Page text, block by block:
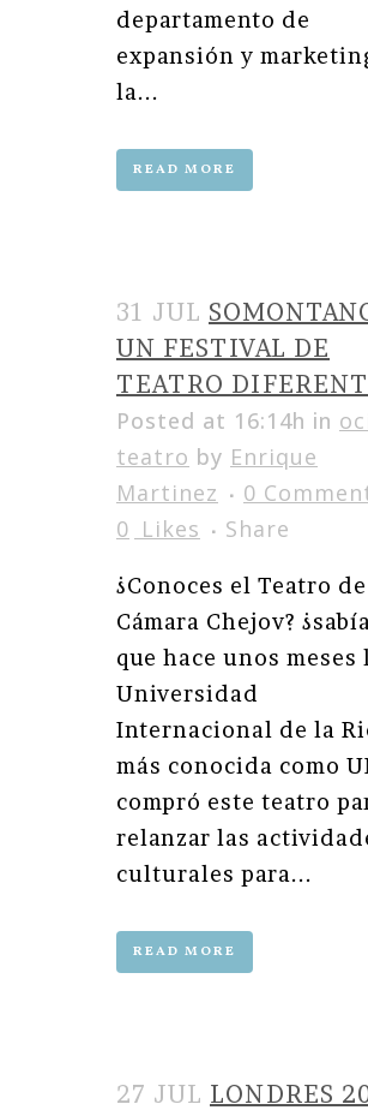
departamento de
expansión y
la...
READ MORE
31 JUL
UN FESTIVAL DE
TEATRO
Posted at 16:14h in
teatro by Enrique
Martinez
0
0 Likes Share
¿Conoces el Teatro de
Cámara Chejov?
que hace unos meses
Universidad
Internacional de la
más conocida como
compró este teatro
relanzar las
culturales para...
READ MORE
27 JUL LONDRES